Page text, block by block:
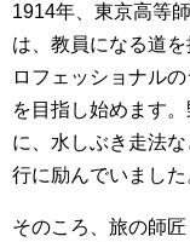
1914年、東京高等
は、教員になる道
ロフェッショナル
を目指し始めます
に、水しぶき走法
行に励んでいました
そのころ、旅の師